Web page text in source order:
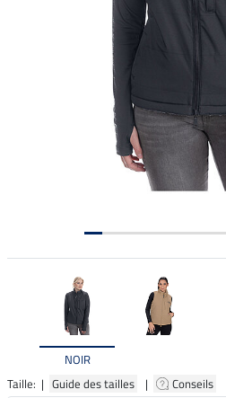
NOIR
Taille: | Guide des tailles | Conseils